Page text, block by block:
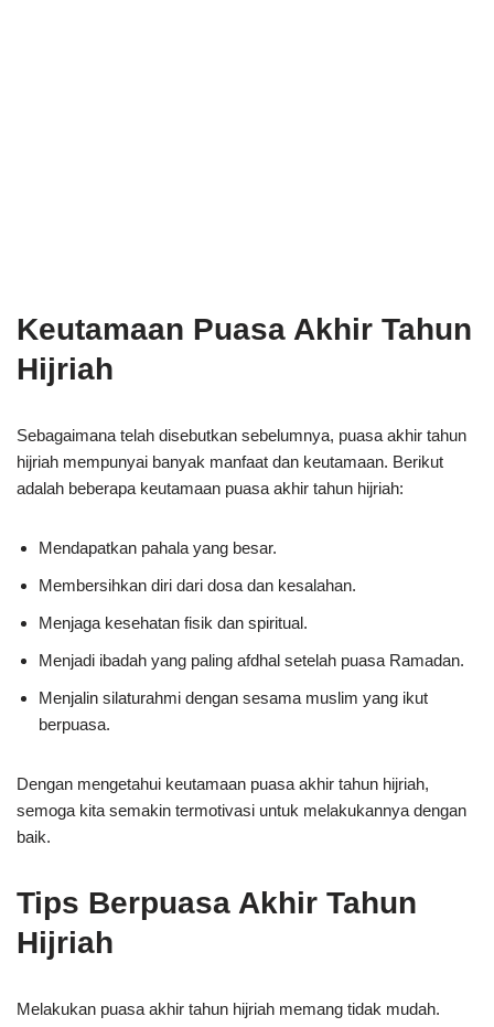
Keutamaan Puasa Akhir Tahun
Hijriah
Sebagaimana telah disebutkan sebelumnya, puasa akhir tahun
hijriah mempunyai banyak manfaat dan keutamaan. Berikut
adalah beberapa keutamaan puasa akhir tahun hijriah:
Mendapatkan pahala yang besar.
Membersihkan diri dari dosa dan kesalahan.
Menjaga kesehatan fisik dan spiritual.
Menjadi ibadah yang paling afdhal setelah puasa Ramadan.
Menjalin silaturahmi dengan sesama muslim yang ikut
berpuasa.
Dengan mengetahui keutamaan puasa akhir tahun hijriah,
semoga kita semakin termotivasi untuk melakukannya dengan
baik.
Tips Berpuasa Akhir Tahun
Hijriah
Melakukan puasa akhir tahun hijriah memang tidak mudah.